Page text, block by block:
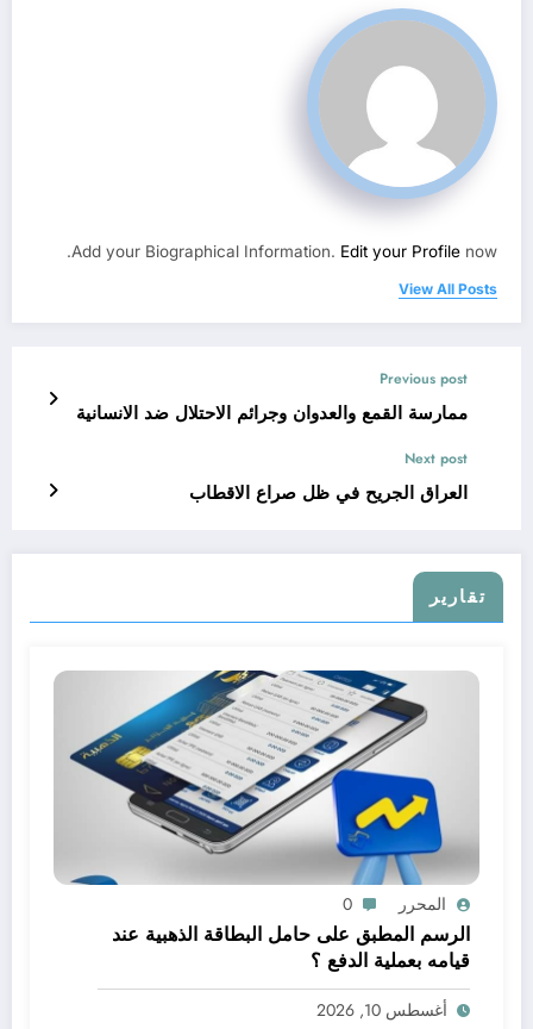
Add your Biographical Information. Edit your Profile now.
View All Posts
Previous post
ممارسة القمع والعدوان وجرائم الاحتلال ضد الانسانية
Next post
العراق الجريح في ظل صراع الاقطاب
تقارير
المحرر 0
الرسم المطبق على حامل البطاقة الذهبية عند
قيامه بعملية الدفع ؟
أغسطس 10, 2026